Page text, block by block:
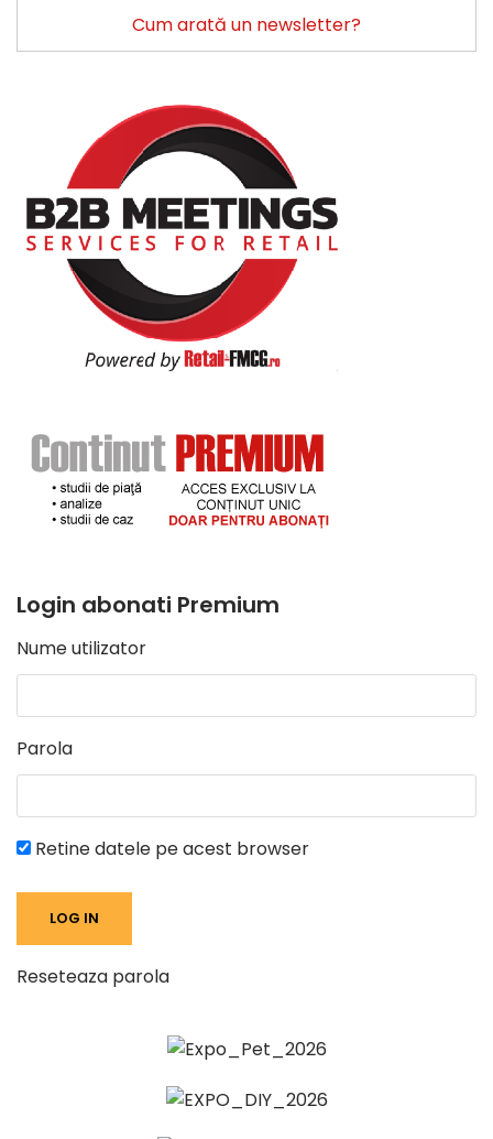
Cum arată un newsletter?
Login abonati Premium
Nume utilizator
Parola
Retine datele pe acest browser
Reseteaza parola